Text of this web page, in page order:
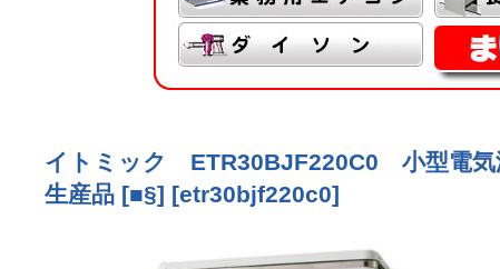
イトミック ETR30BJF220C0 小型電気
生産品 [■§] [etr30bjf220c0]